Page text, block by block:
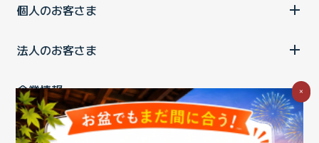
個人のお客さま
法人のお客さま
企業情報
ご利用中の方
×